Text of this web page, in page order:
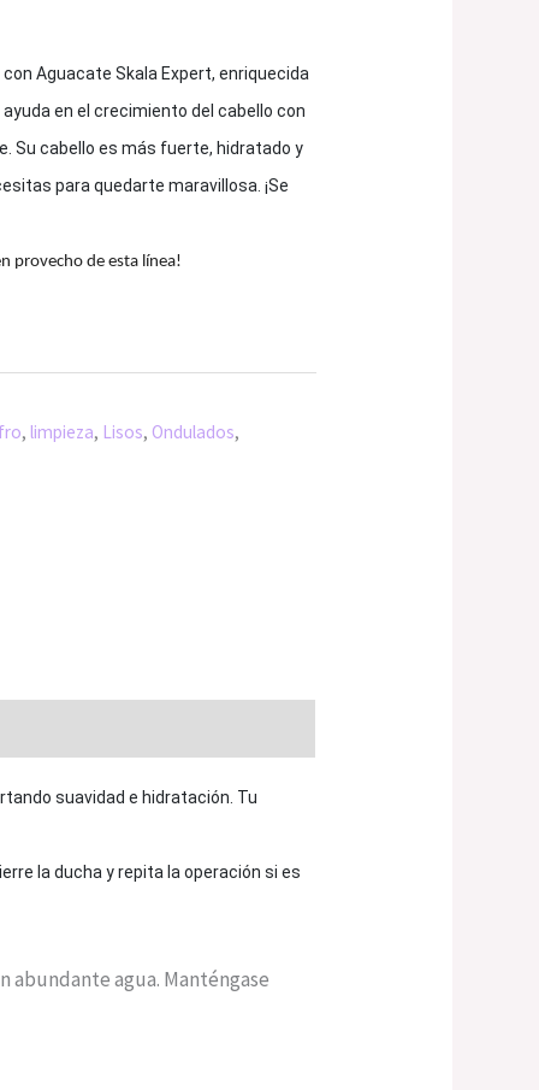
Aguacate Skala Expert, enriquecida
en el crecimiento del cabello con
Su cabello es más fuerte, hidratado y
para quedarte maravillosa. ¡Se
provecho de esta línea!
, limpieza, Lisos, Ondulados,
suavidad e hidratación. Tu
la ducha y repita la operación si es
abundante agua. Manténgase